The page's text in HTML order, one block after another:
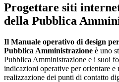
Progettare siti
della Pubblica
Il Manuale operativo di design
Pubblica Amministrazione è uno
Pubblica Amministrazione e i suoi
indicazioni operative per orientare e
realizzazione dei punti di contatto